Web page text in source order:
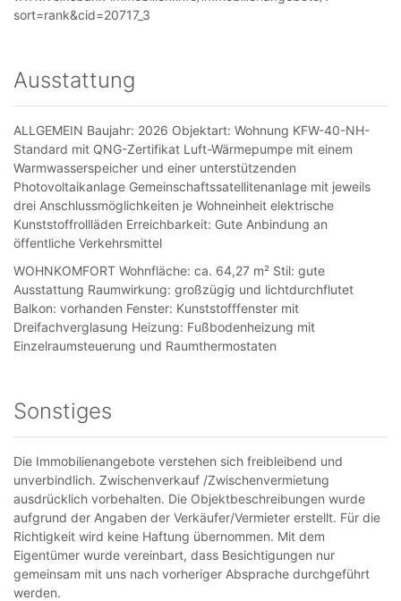
sort=rank&cid=20717_3
Ausstattung
ALLGEMEIN Baujahr: 2026 Objektart: Wohnung KFW-40-NH-
Standard mit QNG-Zertifikat Luft-Wärmepumpe mit einem
Warmwasserspeicher und einer unterstützenden
Photovoltaikanlage Gemeinschaftssatellitenanlage mit jeweils
drei Anschlussmöglichkeiten je Wohneinheit elektrische
Kunststoffrollläden Erreichbarkeit: Gute Anbindung an
öffentliche Verkehrsmittel
WOHNKOMFORT Wohnfläche: ca. 64,27 m² Stil: gute
Ausstattung Raumwirkung: großzügig und lichtdurchflutet
Balkon: vorhanden Fenster: Kunststofffenster mit
Dreifachverglasung Heizung: Fußbodenheizung mit
Einzelraumsteuerung und Raumthermostaten
Sonstiges
Die Immobilienangebote verstehen sich freibleibend und
unverbindlich. Zwischenverkauf /Zwischenvermietung
ausdrücklich vorbehalten. Die Objektbeschreibungen wurde
aufgrund der Angaben der Verkäufer/Vermieter erstellt. Für die
Richtigkeit wird keine Haftung übernommen. Mit dem
Eigentümer wurde vereinbart, dass Besichtigungen nur
gemeinsam mit uns nach vorheriger Absprache durchgeführt
werden.